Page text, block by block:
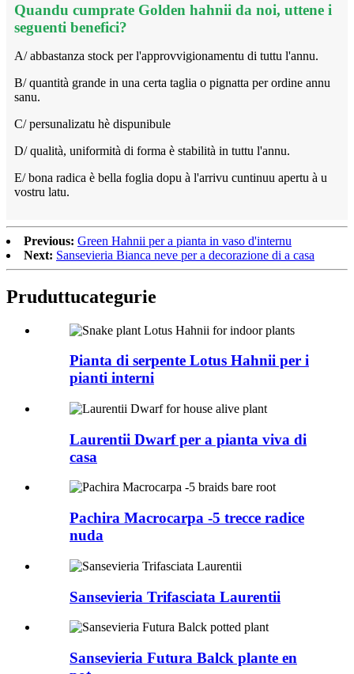
Quandu cumprate Golden hahnii da noi, uttene i
seguenti benefici?
A/ abbastanza stock per l'approvvigionamentu di tuttu l'annu.
B/ quantità grande in una certa taglia o pignatta per ordine annu
sanu.
C/ persunalizatu hè dispunibule
D/ qualità, uniformità di forma è stabilità in tuttu l'annu.
E/ bona radica è bella foglia dopu à l'arrivu cuntinuu apertu à u
vostru latu.
Previous: Green Hahnii per a pianta in vaso d'internu
Next: Sansevieria Bianca neve per a decorazione di a casa
Pruduttucategurie
Pianta di serpente Lotus Hahnii per i
pianti interni
Laurentii Dwarf per a pianta viva di
casa
Pachira Macrocarpa -5 trecce radice
nuda
Sansevieria Trifasciata Laurentii
Sansevieria Futura Balck plante en